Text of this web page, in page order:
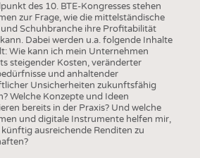
des 10. BTE-Kongresses stehen
zur Frage, wie die mittelständische
und Schuhbranche ihre Profitabilität
Dabei werden u.a. folgende Inhalte
Wie kann ich mein Unternehmen
steigender Kosten, veränderter
und anhaltender
Unsicherheiten zukunftsfähig
Welche Konzepte und Ideen
bereits in der Praxis? Und welche
und digitale Instrumente helfen mir,
ausreichende Renditen zu